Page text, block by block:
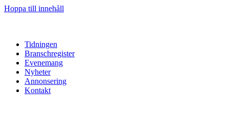
Hoppa till innehåll
Tidningen
Branschregister
Evenemang
Nyheter
Annonsering
Kontakt